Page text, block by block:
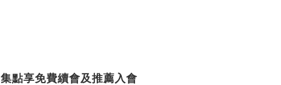
集點享免費續會及推薦入會